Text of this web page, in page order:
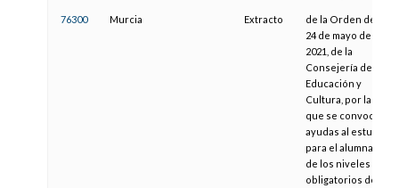
76300 Murcia Extracto
de la Orden de
24 de mayo de
2021, de la
Consejería de
Educación y
Cultura, por la
que se convocan
ayudas al estudio
para el alumnado
de los niveles
obligatorios de la